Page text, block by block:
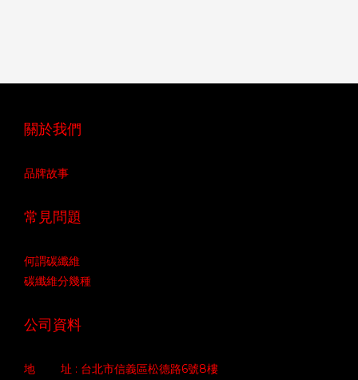
關於我們
品牌故事
常見問題
何謂碳纖維
碳纖維分幾種
公司資料
地 址 : 台北市信義區松德路6號8樓